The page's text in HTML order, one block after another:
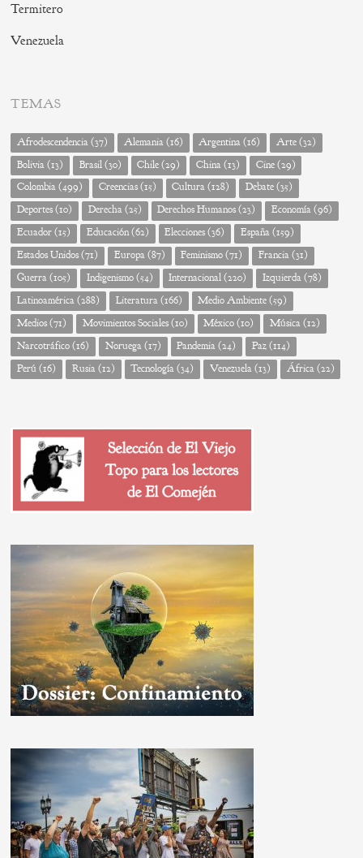
Termitero
Venezuela
TEMAS
Afrodescendencia(37) Alemania(16) Argentina(16) Arte(32)
Bolivia(13) Brasil(30) Chile(29) China(13) Cine(29)
Colombia(499) Creencias(15) Cultura(128) Debate(35)
Deportes(10) Derecha(25) Derechos Humanos(23) Economía(96)
Ecuador(15) Educación(62) Elecciones(36) España(159)
Estados Unidos(71) Europa(87) Feminismo(71) Francia(31)
Guerra(105) Indigenismo(54) Internacional(220) Izquierda(78)
Latinoamérica(288) Literatura(166) Medio Ambiente(59)
Medios(71) Movimientos Sociales(10) México(10) Música(12)
Narcotráfico(16) Noruega(17) Pandemia(24) Paz(114)
Perú (16) Rusia(12) Tecnología(34) Venezuela(13) África(22)